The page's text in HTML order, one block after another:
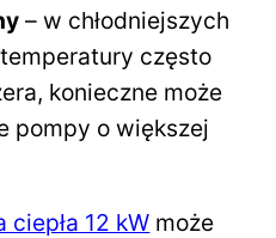
– w chłodniejszych
często
konieczne może
pompy o większej
ciepła 12 kW może